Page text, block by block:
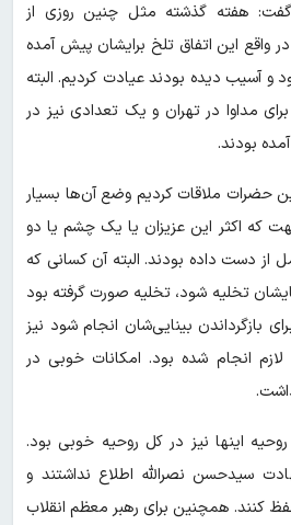
هفته گذشته مثل چنین روزی از
در واقع این اتفاق تلخ برایشان پیش آمده
و آسیب دیده بودند عیادت کردیم. البته
برای مداوا در تهران و یک تعدادی نیز در
بودند.
این حضرات ملاقات کردیم وضع آن‌ها بسیار
که اکثر این عزیزان یا یک چشم یا دو
از دست داده بودند. البته آن کسانی که
تخلیه شود، تخلیه صورت گرفته بود
بازگرداندن بینایی‌شان انجام شود نیز
انجام شده بود. امکانات خوبی در
اینها نیز در کل روحیه خوبی بود.
سیدحسن نصرالله اطلاع نداشتند و
کنند. همچنین برای رهبر معظم انقلاب